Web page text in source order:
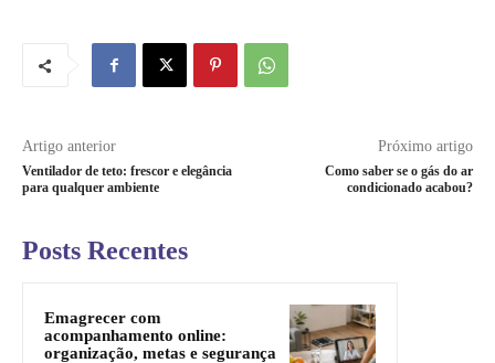
Artigo anterior
Ventilador de teto: frescor e elegância
para qualquer ambiente
Próximo artigo
Como saber se o gás do ar
condicionado acabou?
Posts Recentes
Emagrecer com
acompanhamento online:
organização, metas e segurança